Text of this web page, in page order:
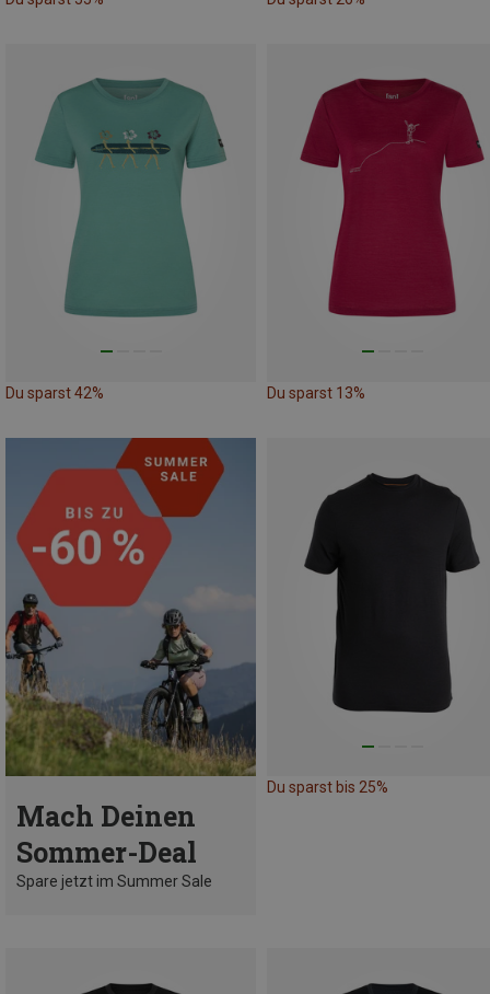
Du sparst 42% Du sparst 13%
Mach Deinen
Sommer-Deal
Spare jetzt im Summer Sale
Du sparst bis 25%